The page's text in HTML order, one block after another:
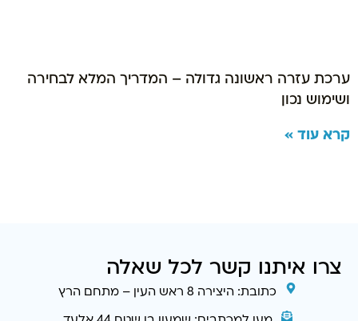
ערכת עזרה ראשונה גדולה – המדריך המלא לבחירה
ושימוש נכון
קרא עוד »
צרו איתנו קשר לכל שאלה
כתובת: היצירה 8 ראש העין – מתחם הרץ